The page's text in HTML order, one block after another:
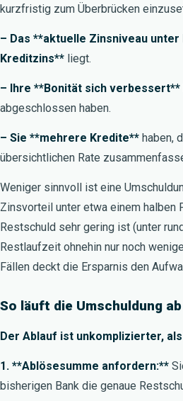
kurzfristig zum Überbrücken
– Das **aktuelle Zinsniveau
Kreditzins** liegt.
– Ihre **Bonität sich verbessert**
abgeschlossen haben.
– Sie **mehrere Kredite** haben,
übersichtlichen Rate
Weniger sinnvoll ist eine
Zinsvorteil unter etwa einem halben
Restschuld sehr gering ist (unter
Restlaufzeit ohnehin nur noch
Fällen deckt die Ersparnis den
So läuft die Umschuldung ab
Der Ablauf ist unkomplizierter,
1. **Ablösesumme anfordern:**
bisherigen Bank die genaue